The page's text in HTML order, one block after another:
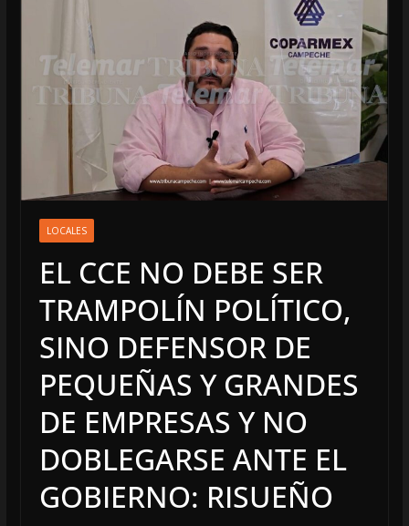
LOCALES
EL CCE NO DEBE SER
TRAMPOLÍN POLÍTICO,
SINO DEFENSOR DE
PEQUEÑAS Y GRANDES
DE EMPRESAS Y NO
DOBLEGARSE ANTE EL
GOBIERNO: RISUEÑO